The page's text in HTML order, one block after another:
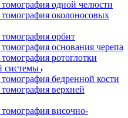
одной челюсти
околоносовых
орбит
основания черепа
ротоглотки
системы
бедренной кости
верхней
височно-